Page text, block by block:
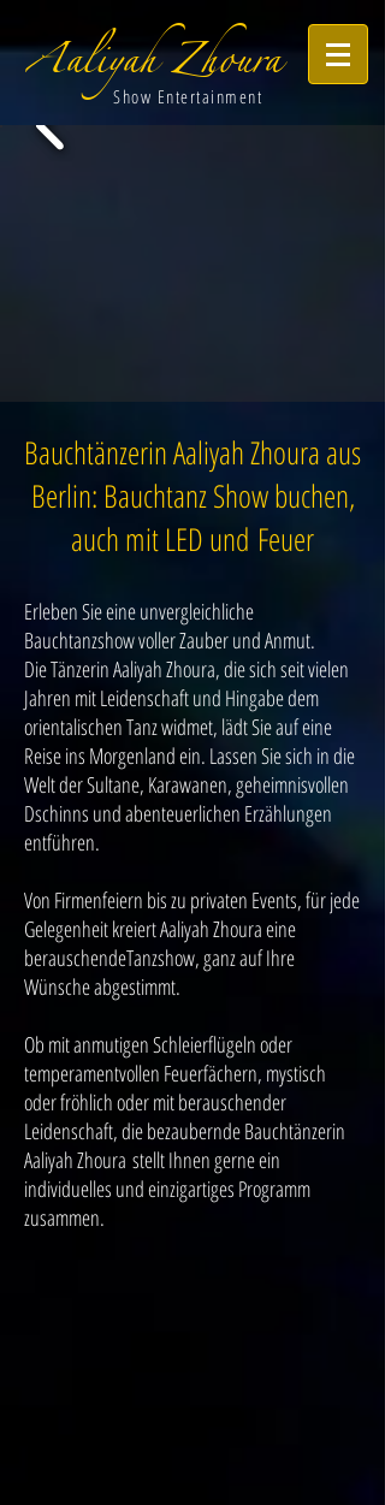
Aaliyah Zhoura
Show Entertainment
Bauchtänzerin Aaliyah Zhoura aus
Berlin: Bauchtanz Show buchen,
auch mit LED und Feuer
Erleben Sie eine unvergleichliche
Bauchtanzshow voller Zauber und Anmut.
Die Tänzerin Aaliyah Zhoura, die sich seit vielen
Jahren mit Leidenschaft und Hingabe dem
orientalischen Tanz widmet, lädt Sie auf eine
Reise ins Morgenland ein. Lassen Sie sich in die
Welt der Sultane, Karawanen, geheimnisvollen
Dschinns und abenteuerlichen Erzählungen
entführen.
Von Firmenfeiern bis zu privaten Events, für jede
Gelegenheit kreiert Aaliyah Zhoura eine
berauschendeTanzshow, ganz auf Ihre
Wünsche abgestimmt.
Ob mit anmutigen Schleierflügeln oder
temperamentvollen Feuerfächern, mystisch
oder fröhlich oder mit berauschender
Leidenschaft, die bezaubernde Bauchtänzerin
Aaliyah Zhoura stellt Ihnen gerne ein
individuelles und einzigartiges Programm
zusammen.